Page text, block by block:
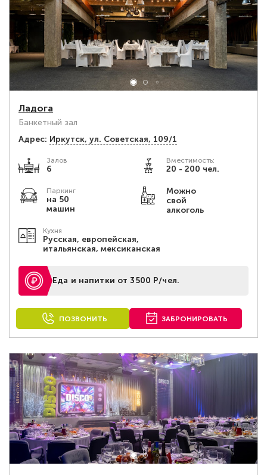
Ладога
Банкетный зал
Адрес: Иркутск, ул. Советская, 109/1
Залов
6
Вместимость:
20 - 200 чел.
Паркинг
на 50
машин
Можно
свой
алкоголь
Кухня
Русская, европейская,
итальянская, мексиканская
Еда и напитки от 3500 Р/чел.
ПОЗВОНИТЬ ЗАБРОНИРОВАТЬ